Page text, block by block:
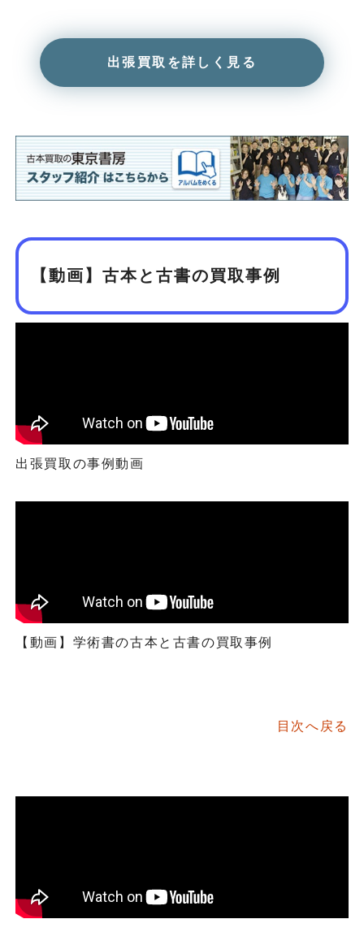
出張買取を詳しく見る
【動画】古本と古書の買取事例
出張買取の事例動画
【動画】学術書の古本と古書の買取事例
目次へ戻る